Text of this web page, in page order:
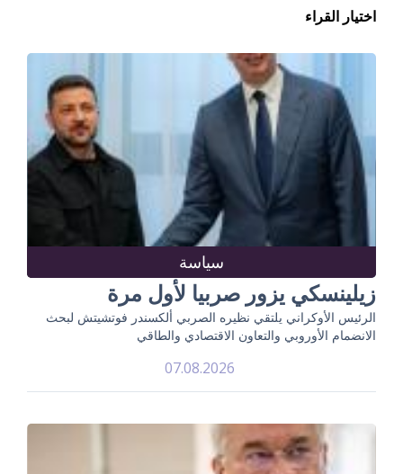
اختيار القراء
سياسة
زيلينسكي يزور صربيا لأول مرة
الرئيس الأوكراني يلتقي نظيره الصربي ألكسندر فوتشيتش لبحث
الانضمام الأوروبي والتعاون الاقتصادي والطاقي
07.08.2026